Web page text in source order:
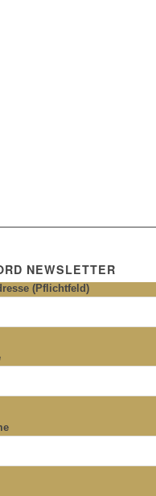
NEWSLETTER
(Pflichtfeld)